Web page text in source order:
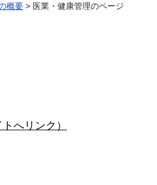
概要 > 医業・健康管理のページ
へリンク）